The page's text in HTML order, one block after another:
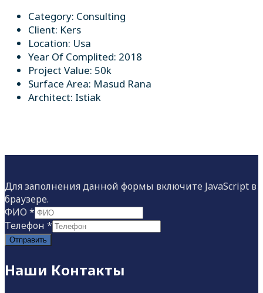
Category: Consulting
Client: Kers
Location: Usa
Year Of Complited: 2018
Project Value: 50k
Surface Area: Masud Rana
Architect: Istiak
Для заполнения данной формы включите JavaScript в
браузере.
ФИО *
Телефон *
Отправить
Наши Контакты